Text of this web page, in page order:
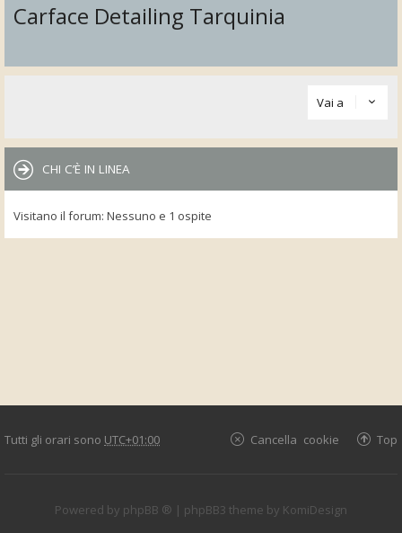
Carface Detailing Tarquinia
Vai a
CHI C’È IN LINEA
Visitano il forum: Nessuno e 1 ospite
Tutti gli orari sono UTC+01:00 Top
Cancella cookie
Powered by phpBB ® | phpBB3 theme by KomiDesign